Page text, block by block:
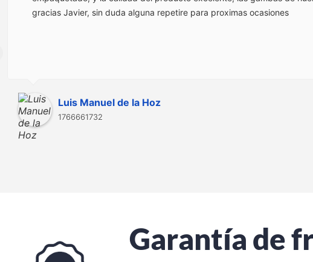
gracias Javier, sin duda alguna repetire para proximas ocasiones
Luis Manuel de la Hoz
1766661732
Garantía de